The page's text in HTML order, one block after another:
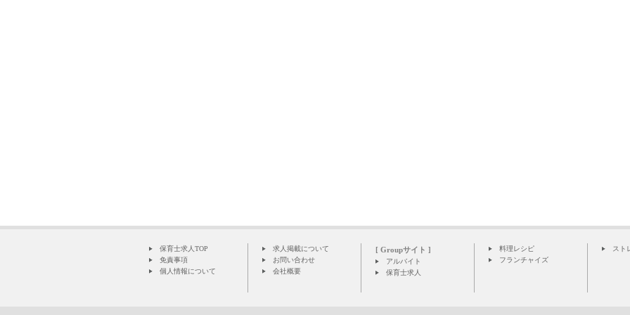
保育士求人TOP
免責事項
個人情報について
求人掲載について
お問い合わせ
会社概要
[ Groupサイト ]
アルバイト
保育士求人
料理レシピ
フランチャイズ
スト